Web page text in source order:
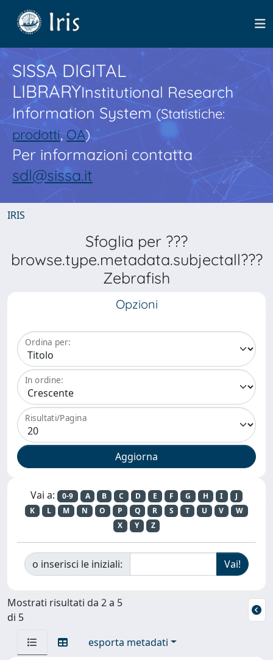
SISSA DIGITAL
LIBRARYInstitutional Research
Information System(Statistiche:
prodotti,OA)
Per informazioni contatta
sdl@sissa.it
IRIS
Sfoglia per ???
browse.type.metadata.subjectall???
Zebrafish
Opzioni
Ordina per:
In ordine:
Risultati/Pagina
Vai a: 0-9 A B C D E F G H I
J
K
L M N O P Q R S T U V
W
X
Y Z
o inserisci le iniziali:
Mostrati risultati da 2 a 5
di 5
esporta metadati